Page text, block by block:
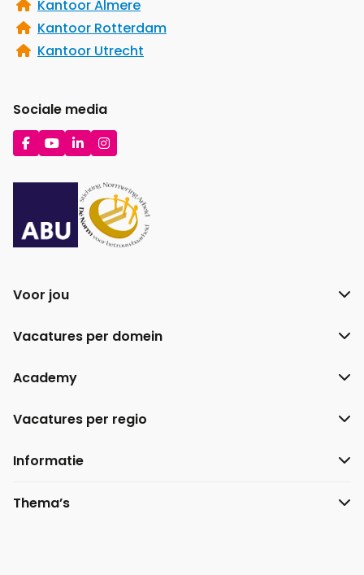
Kantoor Almere
Kantoor Rotterdam
Kantoor Utrecht
Sociale media
Ga
naar
Ga
naar
Ga
naar
Ga
naar
Voor jou
Vacatures per domein
Academy
Vacatures per regio
Informatie
Thema’s